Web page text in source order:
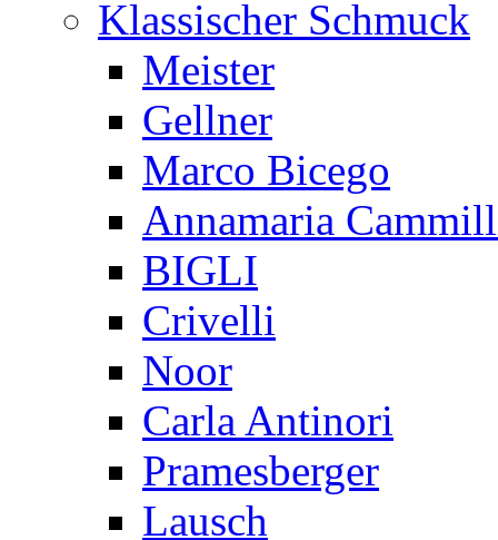
Klassischer Schmuck
Meister
Gellner
Marco Bicego
Annamaria
BIGLI
Crivelli
Noor
Carla Antinori
Pramesberger
Lausch